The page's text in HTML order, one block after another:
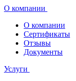
О компании
О компании
Сертификаты
Отзывы
Документы
Услуги